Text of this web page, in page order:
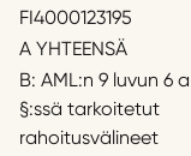
FI4000123195
A YHTEENSÄ
B: AML:n 9 luvun 6 a
§:ssä tarkoitetut
rahoitusvälineet